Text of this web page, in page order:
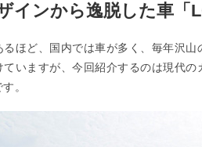
インから逸脱した車「
ほど、国内では車が多く、毎年沢山
ていますが、今回紹介するのは現代
。